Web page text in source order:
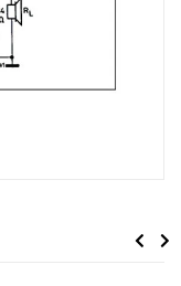
Previous
Next